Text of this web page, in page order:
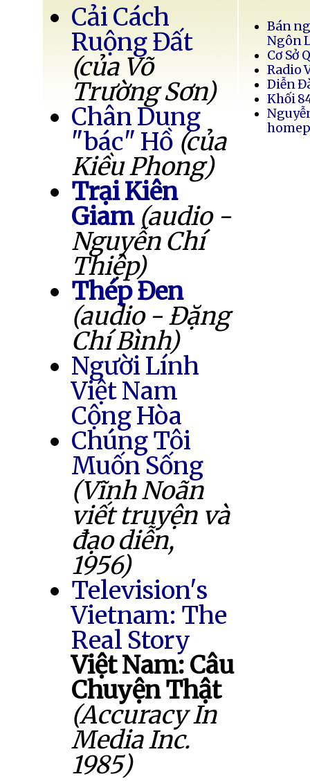
Cải Cách
Ruộng Đất
(của Võ
Trường Sơn)
Chân Dung
"bác" Hồ (của
Kiều Phong)
Trại Kiên
Giam (audio -
Nguyễn Chí
Thiệp)
Thép Đen
(audio - Đặng
Chí Bình)
Người Lính
Việt Nam
Cộng Hòa
Chúng Tôi
Muốn Sống
(Vĩnh Noãn
viết truyện và
đạo diễn,
1956)
Television's
Vietnam: The
Real Story
Việt Nam: Câu
Chuyện Thật
(Accuracy In
Media Inc.
1985)
Bán
Ngôn
Cơ Sở
Radio
Diễn
Khối